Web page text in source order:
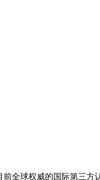
前全球权威的国际第三方